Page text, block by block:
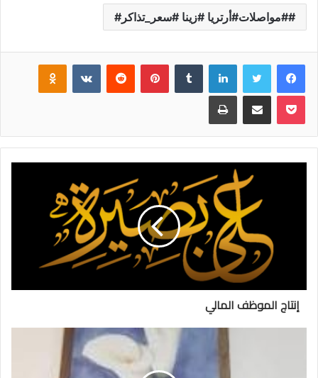
#مواصلات#أرتريا #زينا #سعر_تذاكر#
فيسبوك لينكدإن بينتيريست
بوكيت
إنتاج الموظف المالي